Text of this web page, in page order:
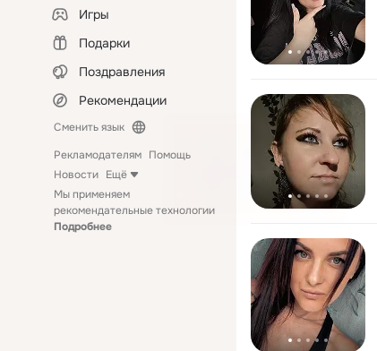
Игры
Подарки
Поздравления
Рекомендации
Сменить язык
Рекламодателям Помощь
Новости Ещё
Мы применяем
рекомендательные технологии
Подробнее